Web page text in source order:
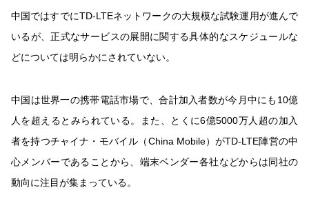
中国ではすでにTD-LTEネットワークの大規模な試験運用が進んで
いるが、正式なサービスの展開に関する具体的なスケジュールな
どについては明らかにされていない。
中国は世界一の携帯電話市場で、合計加入者数が今月中にも10億
人を超えるとみられている。また、とくに6億5000万人超の加入
者を持つチャイナ・モバイル（China Mobile）がTD-LTE陣営の中
心メンバーであることから、端末ベンダー各社などからは同社の
動向に注目が集まっている。